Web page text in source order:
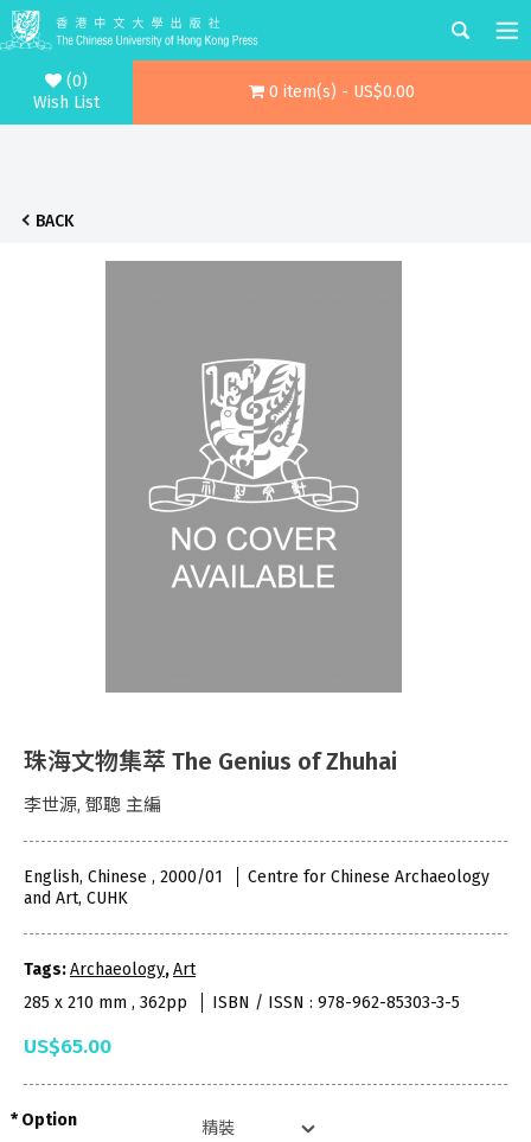
(0)
Wish List
0 item(s) - US$0.00
BACK
珠海文物集萃 The Genius of Zhuhai
李世源, 鄧聰 主編
English, Chinese , 2000/01
Centre for Chinese Archaeology
and Art, CUHK
Tags:Archaeology,Art
285 x 210 mm , 362pp
ISBN / ISSN : 978-962-85303-3-5
US$65.00
Option